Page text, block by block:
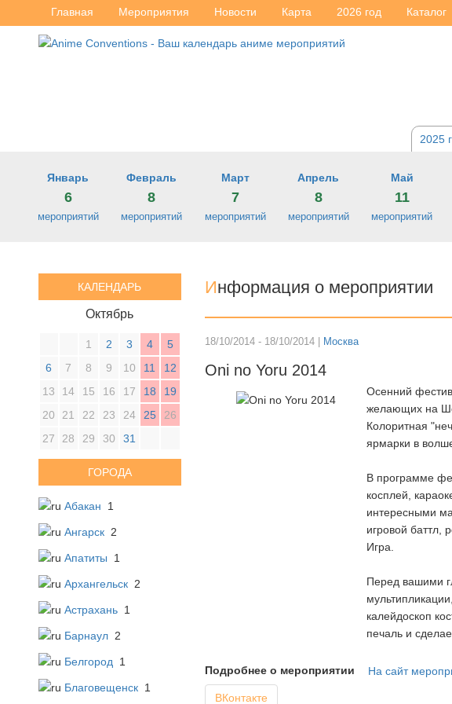
Главная Мероприятия Новости Карта 2026 год Каталог
2025
Январь
6
мероприятий
Февраль
8
мероприятий
Март
7
мероприятий
Апрель
8
мероприятий
Май
11
мероприятий
КАЛЕНДАРЬ
Октябрь
1 2 3 4
5
6
7 8 9 10 11
12
13
14 15 16 17 18
19
20
21 22 23 24 25
26
27
28 29 30 31
ГОРОДА
Абакан 1
Ангарск 2
Апатиты 1
Архангельск 2
Астрахань 1
Барнаул 2
Белгород 1
Благовещенск 1
Информация о мероприятии
18/10/2014 - 18/10/2014 | Москва
Oni no Yoru 2014
Осенний
желающих на
Колоритная
ярмарки в
В программе
косплей,
интересными
игровой баттл,
Игра.
Перед вашими
калейдоскоп
печаль и
Подробнее о мероприятии На сайт
ВКонтакте